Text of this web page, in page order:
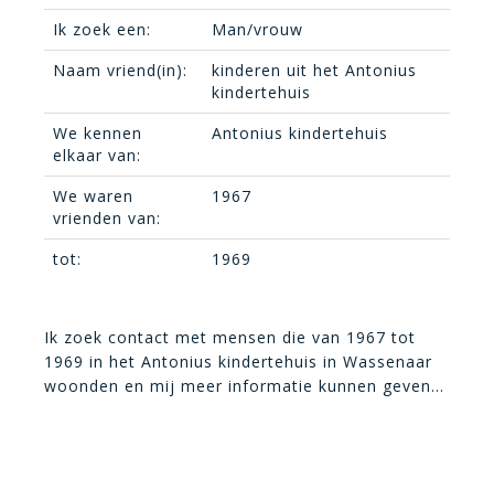
Ik zoek een:
Man/vrouw
Naam vriend(in):
kinderen uit het Antonius
kindertehuis
We kennen
elkaar van:
Antonius kindertehuis
We waren
vrienden van:
1967
tot: 1969
Ik zoek contact met mensen die van 1967 tot
1969 in het Antonius kindertehuis in Wassenaar
woonden en mij meer informatie kunnen geven…